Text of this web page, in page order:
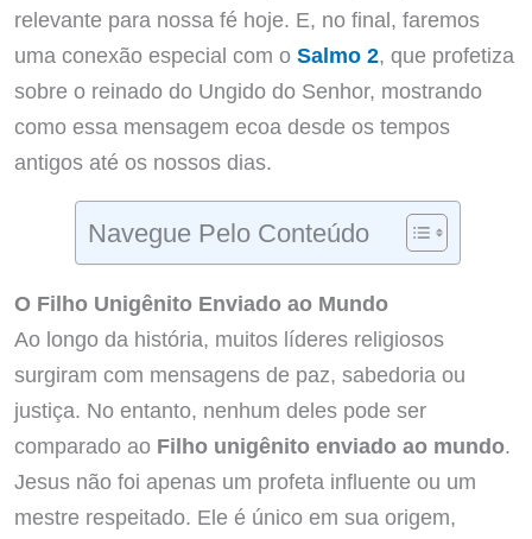
relevante para nossa fé hoje. E, no final, faremos
uma conexão especial com o Salmo 2, que profetiza
sobre o reinado do Ungido do Senhor, mostrando
como essa mensagem ecoa desde os tempos
antigos até os nossos dias.
Navegue Pelo Conteúdo
O Filho Unigênito Enviado ao Mundo
Ao longo da história, muitos líderes religiosos
surgiram com mensagens de paz, sabedoria ou
justiça. No entanto, nenhum deles pode ser
comparado ao Filho unigênito enviado ao mundo.
Jesus não foi apenas um profeta influente ou um
mestre respeitado. Ele é único em sua origem,